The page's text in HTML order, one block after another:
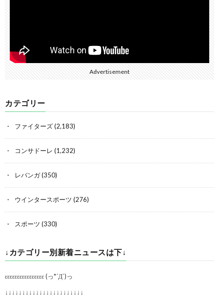
Advertisement
カテゴリー
ファイターズ(2,183)
コンサドーレ (1,232)
レバンガ(350)
ウインタースポーツ (276)
スポーツ (330)
↓カテゴリー別新着ニュースは下↓
εεεεεεεεεεεεεεεε (っ*´Д`)っ
↓↓↓↓↓↓↓↓↓↓↓↓↓↓↓↓↓↓↓↓↓↓↓